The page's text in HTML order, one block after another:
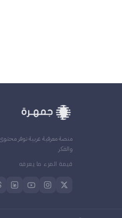
منصة معرفية عربية توفر
والفكر
قيمة المرء ما يعرفه